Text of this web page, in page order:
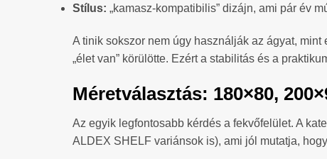
Stílus: „kamasz-kompatibilis” dizájn, ami pár év
A tinik sokszor nem úgy használják az ágyat,
„élet van” körülötte. Ezért a stabilitás és a
Méretválasztás: 180×80,
Az egyik legfontosabb kérdés a fekvőfelület. A
ALDEX SHELF variánsok is), ami jól mutatja,